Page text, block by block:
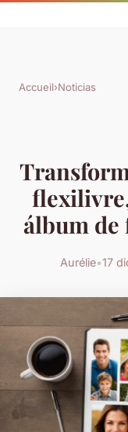
Accueil›Noticias
álbum de
Aurélie•17